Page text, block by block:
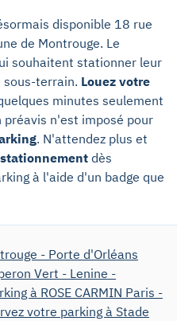
disponible 18 rue
de Montrouge. Le
souhaitent stationner leur
sous-terrain. Louez votre
minutes seulement
n'est imposé pour
. N'attendez plus et
dès
à l'aide d'un badge que
- Porte d'Orléans
Vert - Lenine -
à ROSE CARMIN Paris -
votre parking à Stade